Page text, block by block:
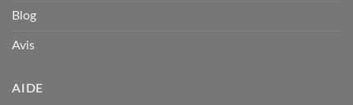
Blog
Avis
AIDE